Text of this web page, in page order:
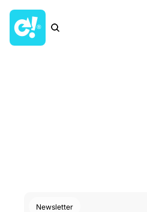
Newsletter